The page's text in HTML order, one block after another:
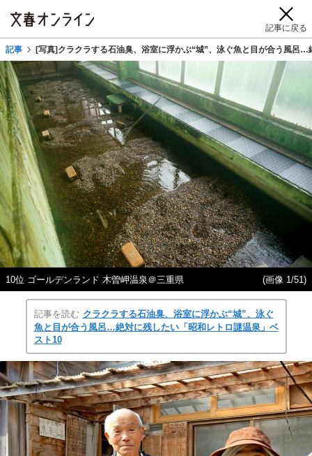
記事に戻る
記事 [写真]クラクラする石油臭、浴室に浮かぶ“城”、泳ぐ魚と目が合う風呂
10位 ゴールデンランド 木曽岬温泉＠三重県 (画像 1/51)
記事を読む クラクラする石油臭、浴室に浮かぶ“城”、泳ぐ
魚と目が合う風呂…絶対に残したい「昭和レトロ謎温泉」ベ
スト10